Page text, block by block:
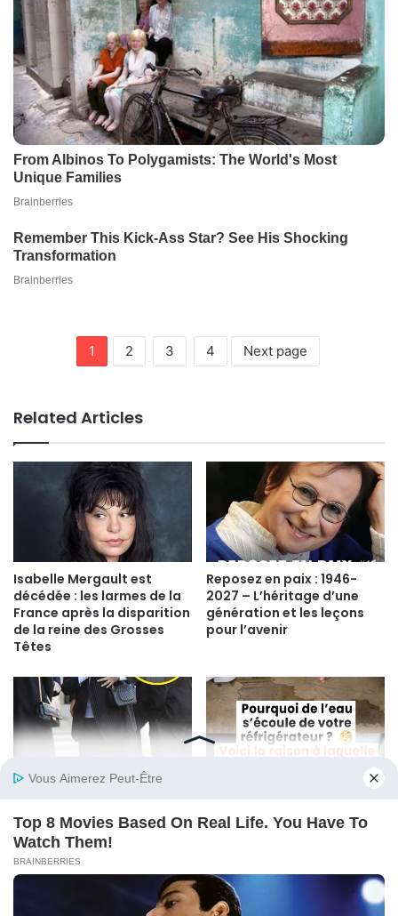
1 2 3 4 Next page
Related Articles
Isabelle Mergault est
décédée : les larmes de la
France après la disparition
de la reine des Grosses
Têtes
Reposez en paix : 1946-
2027 – L’héritage d’une
génération et les leçons
pour l’avenir
silence, “toujours sous le
choc”